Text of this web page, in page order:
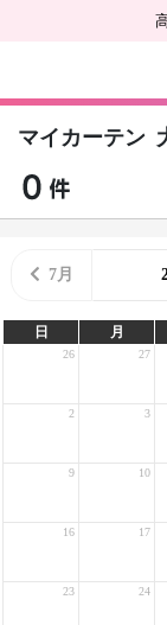
マイカーテン
7月
日 月
26 27
2 3
9 10
16 17
23 24